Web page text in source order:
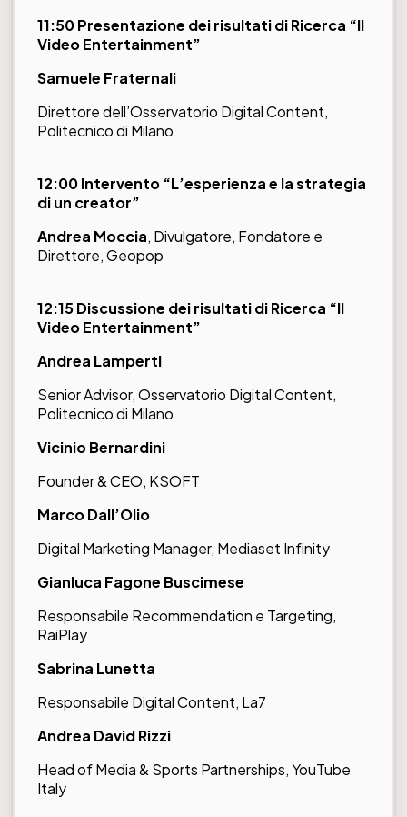
11:50 Presentazione dei risultati di Ricerca “Il
Video Entertainment”
Samuele Fraternali
Direttore dell’Osservatorio Digital Content,
Politecnico di Milano
12:00 Intervento “L’esperienza e la strategia
di un creator”
Andrea Moccia, Divulgatore, Fondatore e
Direttore, Geopop
12:15 Discussione dei risultati di Ricerca “Il
Video Entertainment”
Andrea Lamperti
Senior Advisor, Osservatorio Digital Content,
Politecnico di Milano
Vicinio Bernardini
Founder & CEO, KSOFT
Marco Dall’Olio
Digital Marketing Manager, Mediaset Infinity
Gianluca Fagone Buscimese
Responsabile Recommendation e Targeting,
RaiPlay
Sabrina Lunetta
Responsabile Digital Content, La7
Andrea David Rizzi
Head of Media & Sports Partnerships, YouTube
Italy